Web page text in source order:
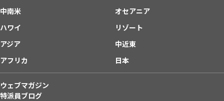
中南米
オセアニア
ハワイ
リゾート
アジア
中近東
アフリカ
日本
ウェブマガジン
特派員ブログ